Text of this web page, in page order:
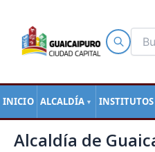
INICIO ALCALDÍA ▼ INSTITUTOS
contenido
Alcaldía de
de